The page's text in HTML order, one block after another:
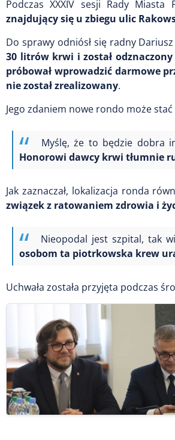
Podczas XXXIV sesji Rady
znajdujący się u zbiegu ulic
Do sprawy odniósł się radny
30 litrów krwi i został
próbował wprowadzić darmowe
nie został zrealizowany.
Jego zdaniem nowe rondo może
Myślę, że to będzie dobra
Honorowi dawcy krwi tłumnie
Jak zaznaczał, lokalizacja ronda
związek z ratowaniem zdrowia i
Nieopodal jest szpital, tak
osobom ta piotrkowska krew
Uchwała została przyjęta podczas